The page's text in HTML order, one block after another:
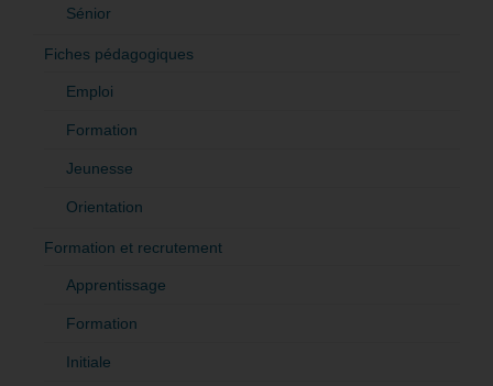
Sénior
Fiches pédagogiques
Emploi
Formation
Jeunesse
Orientation
Formation et recrutement
Apprentissage
Formation
Initiale